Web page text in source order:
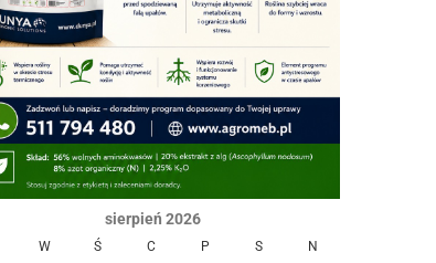
sierpień 2026
W Ś C P S N